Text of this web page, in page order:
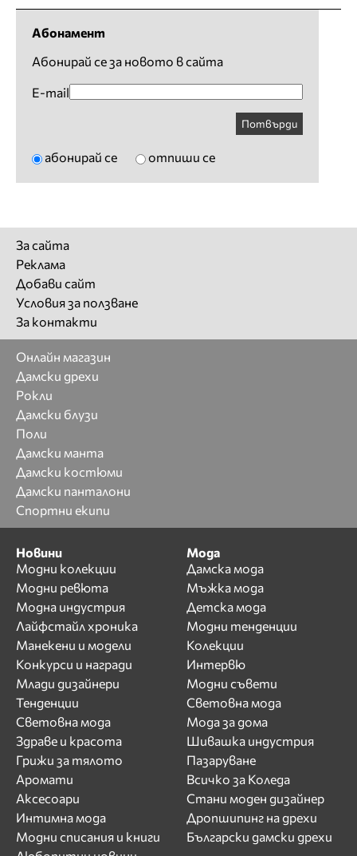
Абонамент
Абонирай се за новото в сайта
E-mail
Потвърди
абонирай се отпиши се
За сайта
Реклама
Добави сайт
Условия за ползване
За контакти
Онлайн магазин
Дамски дрехи
Рокли
Дамски блузи
Поли
Дамски манта
Дамски костюми
Дамски панталони
Спортни екипи
Новини
Модни колекции
Модни ревюта
Модна индустрия
Лайфстайл хроника
Манекени и модели
Конкурси и награди
Млади дизайнери
Тенденции
Световна мода
Здраве и красота
Грижи за тялото
Аромати
Аксесоари
Интимна мода
Модни списания и книги
Мода
Дамска мода
Мъжка мода
Детска мода
Модни тенденции
Колекции
Интервю
Модни съвети
Световна мода
Мода за дома
Шивашка индустрия
Пазаруване
Всичко за Коледа
Стани моден дизайнер
Дропшипинг на дрехи
Български дамски дрехи